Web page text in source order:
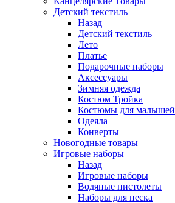
Детский текстиль
Назад
Детский текстиль
Лето
Платье
Подарочные наборы
Аксессуары
Зимняя одежда
Костюм Тройка
Костюмы для малышей
Одеяла
Конверты
Новогодные товары
Игровые наборы
Назад
Игровые наборы
Водяные пистолеты
Наборы для песка